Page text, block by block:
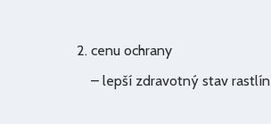
cenu ochrany
– lepší zdravotný stav rastlín